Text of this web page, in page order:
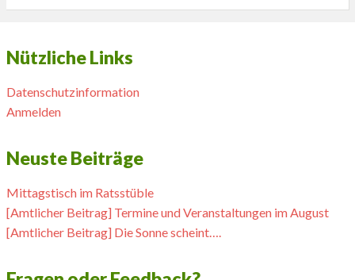
Nützliche Links
Datenschutzinformation
Anmelden
Neuste Beiträge
Mittagstisch im Ratsstüble
[Amtlicher Beitrag] Termine und Veranstaltungen im August
[Amtlicher Beitrag] Die Sonne scheint….